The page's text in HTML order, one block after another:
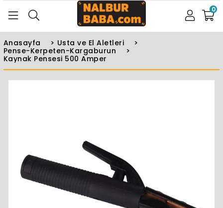
0
Anasayfa > Usta ve El Aletleri
>
Pense-Kerpeten-Kargaburun
>
Kaynak Pensesi 500 Amper